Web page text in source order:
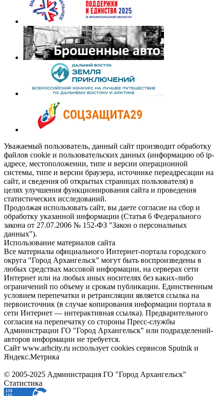
Уважаемый пользователь, данный сайт производит обработку
файлов cookie и пользовательских данных (информацию об ip-
адресе, местоположении, типе и версии операционной
системы, типе и версии браузера, источнике переадресации на
сайт, и сведения об открытых страницах пользователя) в
целях улучшения функционирования сайта и проведения
статистических исследований.
Продолжая использовать сайт, вы даете согласие на сбор и
обработку указанной информации (Статья 6 Федерального
закона от 27.07.2006 № 152-ФЗ "Закон о персональных
данных").
Использование материалов сайта
Все материалы официального Интернет-портала городского
округа "Город Архангельск" могут быть воспроизведены в
любых средствах массовой информации, на серверах сети
Интернет или на любых иных носителях без каких-либо
ограничений по объему и срокам публикации. Единственным
условием перепечатки и ретрансляции является ссылка на
первоисточник (в случае копирования информации портала в
сети Интернет — интерактивная ссылка). Предварительного
согласия на перепечатку со стороны Пресс-службы
Администрации ГО "Город Архангельск" или подразделений-
авторов информации не требуется.
Сайт www.arhcity.ru использует cookies сервисов Sputnik и
Яндекс.Метрика
© 2005-2025 Администрация ГО "Город Архангельск"
Статистика